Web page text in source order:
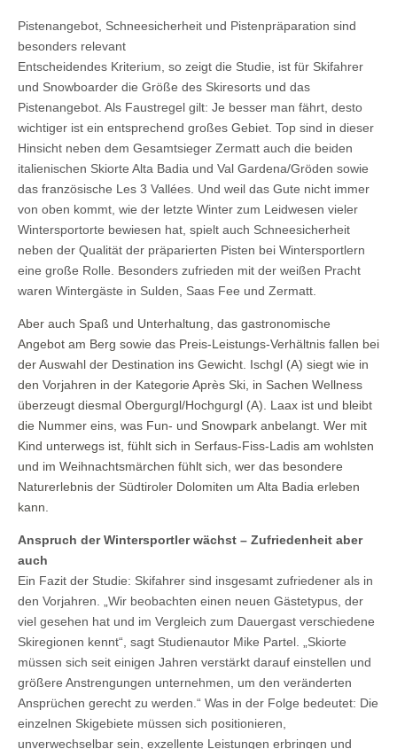
Pistenangebot, Schneesicherheit und Pistenpräparation sind
besonders relevant
Entscheidendes Kriterium, so zeigt die Studie, ist für Skifahrer
und Snowboarder die Größe des Skiresorts und das
Pistenangebot. Als Faustregel gilt: Je besser man fährt, desto
wichtiger ist ein entsprechend großes Gebiet. Top sind in dieser
Hinsicht neben dem Gesamtsieger Zermatt auch die beiden
italienischen Skiorte Alta Badia und Val Gardena/Gröden sowie
das französische Les 3 Vallées. Und weil das Gute nicht immer
von oben kommt, wie der letzte Winter zum Leidwesen vieler
Wintersportorte bewiesen hat, spielt auch Schneesicherheit
neben der Qualität der präparierten Pisten bei Wintersportlern
eine große Rolle. Besonders zufrieden mit der weißen Pracht
waren Wintergäste in Sulden, Saas Fee und Zermatt.
Aber auch Spaß und Unterhaltung, das gastronomische
Angebot am Berg sowie das Preis-Leistungs-Verhältnis fallen bei
der Auswahl der Destination ins Gewicht. Ischgl (A) siegt wie in
den Vorjahren in der Kategorie Après Ski, in Sachen Wellness
überzeugt diesmal Obergurgl/Hochgurgl (A). Laax ist und bleibt
die Nummer eins, was Fun- und Snowpark anbelangt. Wer mit
Kind unterwegs ist, fühlt sich in Serfaus-Fiss-Ladis am wohlsten
und im Weihnachtsmärchen fühlt sich, wer das besondere
Naturerlebnis der Südtiroler Dolomiten um Alta Badia erleben
kann.
Anspruch der Wintersportler wächst – Zufriedenheit aber
auch
Ein Fazit der Studie: Skifahrer sind insgesamt zufriedener als in
den Vorjahren. „Wir beobachten einen neuen Gästetypus, der
viel gesehen hat und im Vergleich zum Dauergast verschiedene
Skiregionen kennt“, sagt Studienautor Mike Partel. „Skiorte
müssen sich seit einigen Jahren verstärkt darauf einstellen und
größere Anstrengungen unternehmen, um den veränderten
Ansprüchen gerecht zu werden.“ Was in der Folge bedeutet: Die
einzelnen Skigebiete müssen sich positionieren,
unverwechselbar sein, exzellente Leistungen erbringen und